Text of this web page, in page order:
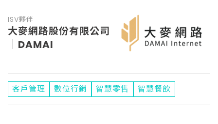
ISV夥伴
大麥網路股份有限公司
｜DAMAI
客戶管理 數位行銷 智慧零售 智慧餐飲